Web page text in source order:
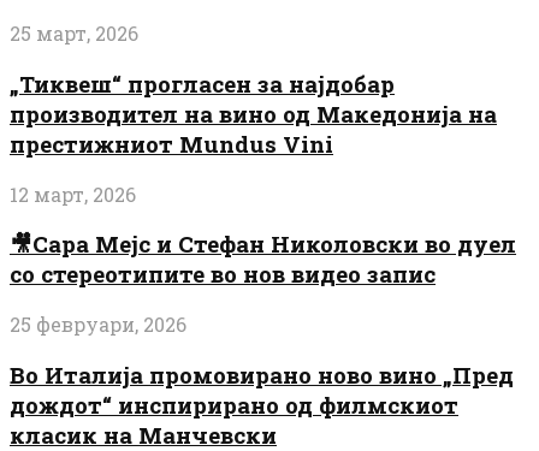
25 март, 2026
„Тиквеш“ прогласен за најдобар
производител на вино од Македонија на
престижниот Mundus Vini
12 март, 2026
🎥Сара Мејс и Стефан Николовски во дуел
со стереотипите во нов видео запис
25 февруари, 2026
Во Италија промовирано ново вино „Пред
дождот“ инспирирано од филмскиот
класик на Манчевски